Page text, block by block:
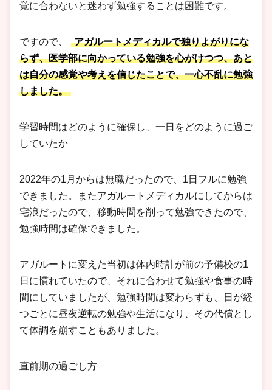
覚に合わないと迷わず勉強することは困難です。
ですので、
アガルートメディカルで独りよがりにな
らず、医学部に向かっている勉強を心がけつつ、あと
は自分の感覚や考えを信じたことで、一心不乱に勉強
しました。
学習時間はどのように確保し、一日をどのように過ご
していたか
2022年の1月からは無職だったので、1日フルに勉強
できました。またアガルートメディカルにしてからは
宅浪だったので、移動時間を削って勉強できたので、
勉強時間は確保できました。
アガルートに変えた当初は体内時計が前の予備校の1
日に慣れていたので、それに合わせて勉強や食事の時
間にしていましたが、勉強時間は変わらずも、日が経
つごとに昼夜逆転の勉強や生活になり、その代償とし
て体調を崩すこともありました。
直前期の過ごし方